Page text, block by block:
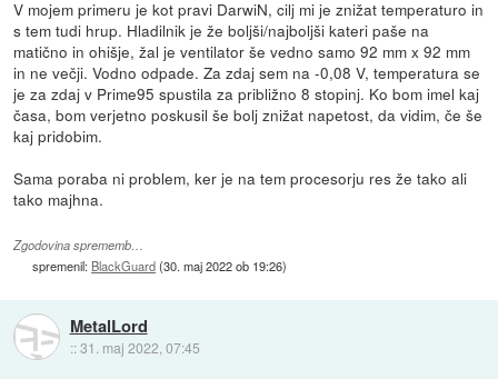
V mojem primeru je kot pravi DarwiN, cilj mi je znižat temperaturo in
s tem tudi hrup. Hladilnik je že boljši/najboljši kateri paše na
matično in ohišje, žal je ventilator še vedno samo 92 mm x 92 mm
in ne večji. Vodno odpade. Za zdaj sem na -0,08 V, temperatura se
je za zdaj v Prime95 spustila za približno 8 stopinj. Ko bom imel kaj
časa, bom verjetno poskusil še bolj znižat napetost, da vidim, če še
kaj pridobim.
Sama poraba ni problem, ker je na tem procesorju res že tako ali
tako majhna.
Zgodovina sprememb…
spremenil: BlackGuard(30. maj 2022 ob 19:26)
MetalLord
::31. maj 2022, 07:45